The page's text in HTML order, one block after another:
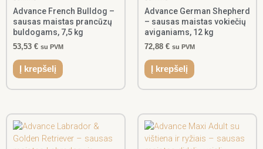
Advance French Bulldog –
sausas maistas prancūzų
buldogams, 7,5 kg
53,53 € su PVM
Į krepšelį
Advance German Shepherd
– sausas maistas vokiečių
aviganiams, 12 kg
72,88 € su PVM
Į krepšelį